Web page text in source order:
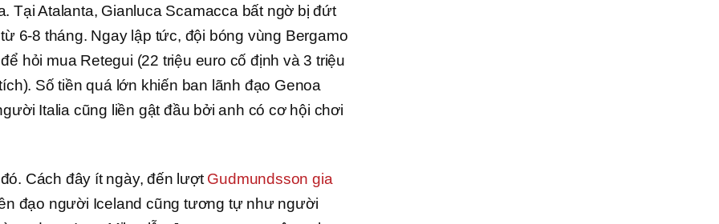
Tại Atalanta, Gianluca Scamacca bất ngờ bị đứt
6-8 tháng. Ngay lập tức, đội bóng vùng Bergamo
hỏi mua Retegui (22 triệu euro cố định và 3 triệu
Số tiền quá lớn khiến ban lãnh đạo Genoa
Italia cũng liền gật đầu bởi anh có cơ hội chơi
Cách đây ít ngày, đến lượt Gudmundsson gia
đạo người Iceland cũng tương tự như người